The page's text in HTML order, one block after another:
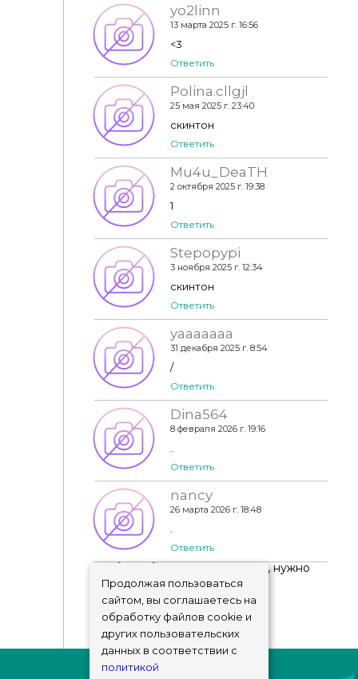
yo2linn
13 марта 2025 г. 16:56
<3
Ответить
Polina.cllgjl
25 мая 2025 г. 23:40
скинтон
Ответить
Mu4u_DeaTH
2 октября 2025 г. 19:38
1
Ответить
Stepopypi
3 ноября 2025 г. 12:34
скинтон
Ответить
yaaaaaaa
31 декабря 2025 г. 8:54
/
Ответить
Dina564
8 февраля 2026 г. 19:16
.
Ответить
nancy
26 марта 2026 г. 18:48
.
Ответить
Чтобы добавить комментарий, нужно
авторизоваться!
Продолжая пользоваться
сайтом, вы соглашаетесь на
обработку файлов cookie и
других пользовательских
данных в соответствии с
политикой